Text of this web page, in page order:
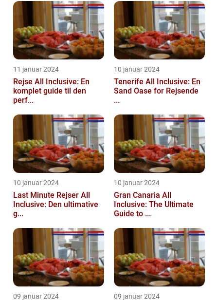
11 januar 2024
Rejse All Inclusive: En
komplet guide til den
perf...
10 januar 2024
Tenerife All Inclusive: En
Sand Oase for Rejsende
...
10 januar 2024
Last Minute Rejser All
Inclusive: Den ultimative
g...
10 januar 2024
Gran Canaria All
Inclusive: The Ultimate
Guide to ...
09 januar 2024 09 januar 2024